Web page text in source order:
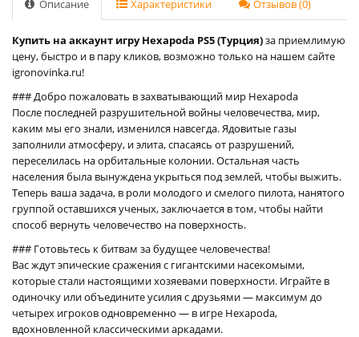
Описание Характеристики Отзывов (0)
Купить на аккаунт игру Hexapoda PS5 (Турция)за приемлимую
цену, быстро и в пару кликов, возможно только на нашем сайте
igronovinka.ru!
### Добро пожаловать в захватывающий мир Hexapoda
После последней разрушительной войны человечества, мир,
каким мы его знали, изменился навсегда. Ядовитые газы
заполнили атмосферу, и элита, спасаясь от разрушений,
переселилась на орбитальные колонии. Остальная часть
населения была вынуждена укрыться под землей, чтобы выжить.
Теперь ваша задача, в роли молодого и смелого пилота, нанятого
группой оставшихся ученых, заключается в том, чтобы найти
способ вернуть человечество на поверхность.
### Готовьтесь к битвам за будущее человечества!
Вас ждут эпические сражения с гигантскими насекомыми,
которые стали настоящими хозяевами поверхности. Играйте в
одиночку или объедините усилия с друзьями — максимум до
четырех игроков одновременно — в игре Hexapoda,
вдохновленной классическими аркадами.